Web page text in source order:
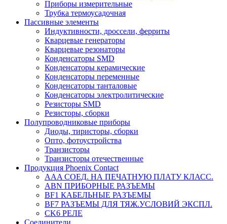
Приборы измерительные
Трубка термоусадочная
Пассивные элементы
Индуктивности, дроссели, ферриты
Кварцевые генераторы
Кварцевые резонаторы
Конденсаторы SMD
Конденсаторы керамические
Конденсаторы переменные
Конденсаторы танталовые
Конденсаторы электролитические
Резисторы SMD
Резисторы, сборки
Полупроводниковые приборы
Диоды, тиристоры, сборки
Опто, фотоустройства
Транзисторы
Транзисторы отечественные
Продукция Phoenix Contact
AAA СОЕД. НА ПЕЧАТНУЮ ПЛАТУ КЛАСС.
ABN ПРИБОРНЫЕ РАЗЪЕМЫ
BF1 КАБЕЛЬНЫЕ РАЗЪЕМЫ
BF7 РАЗЪЕМЫ ДЛЯ ТЯЖ.УСЛОВИЙ ЭКСПЛ.
CK6 РЕЛЕ